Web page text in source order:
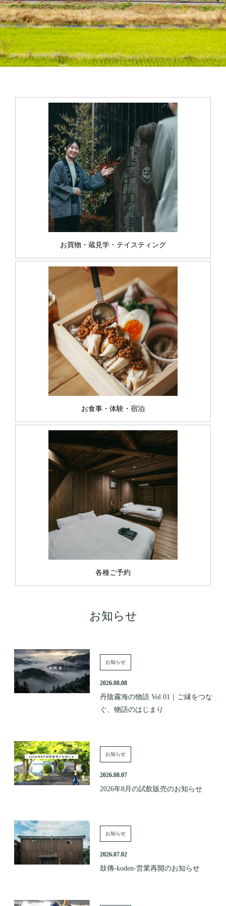
お買物・蔵見学・テイスティング
お食事・体験・宿泊
各種ご予約
お知らせ
お知らせ
2026.08.08
丹陰霧海の物語 Vol.01｜ご縁をつな
ぐ、物語のはじまり
お知らせ
2026.08.07
2026年8月の試飲販売のお知らせ
お知らせ
2026.07.02
鼓傳-koden-営業再開のお知らせ